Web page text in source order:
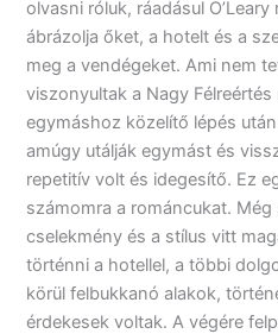
olvasni róluk, ráadásul
ábrázolja őket, a hotelt és a
meg a vendégeket. Ami nem
viszonyultak a Nagy
egymáshoz közelítő lépés
amúgy utálják egymást és
repetitív volt és idegesítő. Ez
számomra a románcukat.
cselekmény és a stílus vitt
történni a hotellel, a többi
körül felbukkanó alakok,
érdekesek voltak. A végére